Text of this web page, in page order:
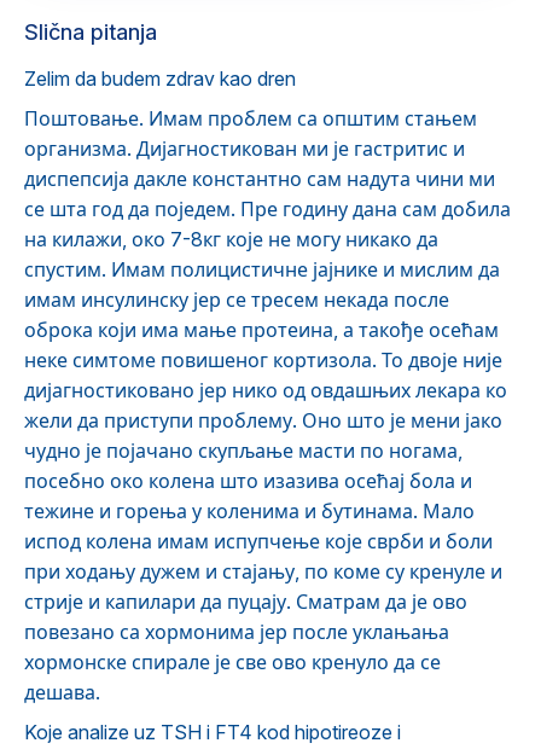
Slična pitanja
Zelim da budem zdrav kao dren
Поштовање. Имам проблем са општим стањем
организма. Дијагностикован ми је гастритис и
диспепсија дакле константно сам надута чини ми
се шта год да поједем. Пре годину дана сам добила
на килажи, око 7-8кг које не могу никако да
спустим. Имам полицистичне јајнике и мислим да
имам инсулинску јер се тресем некада после
оброка који има мање протеина, а такође осећам
неке симтоме повишеног кортизола. То двоје није
дијагностиковано јер нико од овдашњих лекара ко
жели да приступи проблему. Оно што је мени јако
чудно је појачано скупљање масти по ногама,
посебно око колена што изазива осећај бола и
тежине и горења у коленима и бутинама. Мало
испод колена имам испупчење које сврби и боли
при ходању дужем и стајању, по коме су кренуле и
стрије и капилари да пуцају. Сматрам да је ово
повезано са хормонима јер после уклањања
хормонске спирале је све ово кренуло да се
дешава.
Koje analize uz TSH i FT4 kod hipotireoze i